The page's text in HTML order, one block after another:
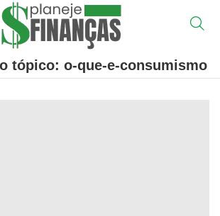
tópico: o-que-e-consumismo